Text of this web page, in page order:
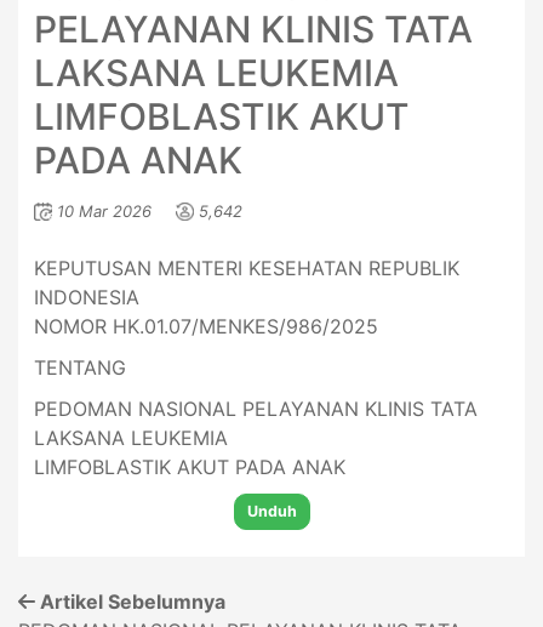
PELAYANAN KLINIS TATA
LAKSANA LEUKEMIA
LIMFOBLASTIK AKUT
PADA ANAK
10 Mar 2026 5,642
KEPUTUSAN MENTERI KESEHATAN REPUBLIK
INDONESIA
NOMOR HK.01.07/MENKES/986/2025
TENTANG
PEDOMAN NASIONAL PELAYANAN KLINIS TATA
LAKSANA LEUKEMIA
LIMFOBLASTIK AKUT PADA ANAK
Unduh
Artikel Sebelumnya